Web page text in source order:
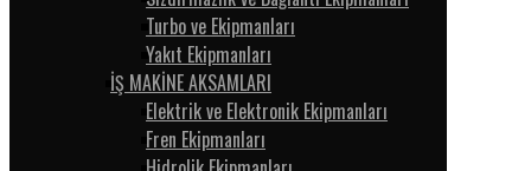
Turbo ve Ekipmanları
Yakıt Ekipmanları
İŞ MAKİNE AKSAMLARI
Elektrik ve Elektronik Ekipmanları
Fren Ekipmanları